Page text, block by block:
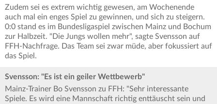
Zudem sei es extrem wichtig gewesen, am Wochenende
auch mal ein enges Spiel zu gewinnen, und sich zu steigern.
0:0 stand es im Bundesligaspiel zwischen Mainz und Bochum
zur Halbzeit. "Die Jungs wollen mehr", sagte Svensson auf
FFH-Nachfrage. Das Team sei zwar müde, aber fokussiert auf
das Spiel.
Svensson: "Es ist ein geiler Wettbewerb"
Mainz-Trainer Bo Svensson zu FFH: "Sehr interessante
Spiele. Es wird eine Mannschaft richtig enttäuscht sein und